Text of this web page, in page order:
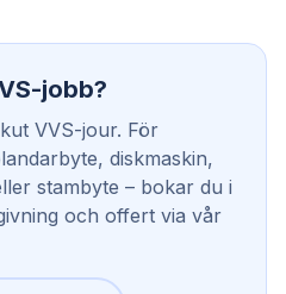
jobb?
VVS-jour. För
diskmaskin,
stambyte – bokar du i
och offert via vår